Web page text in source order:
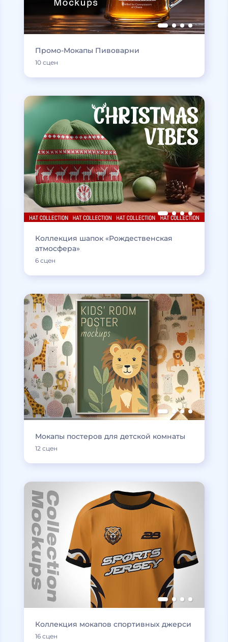
Промо-Мокапы Пивоварни
10 сцен
Коллекция шапок «Рождественская
атмосфера»
6 сцен
Мокапы постеров для детской комнаты
12 сцен
Коллекция мокапов спортивных джерси
16 сцен